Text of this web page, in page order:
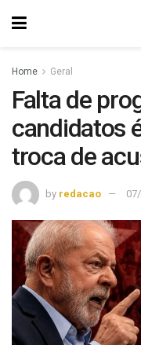
Home Geral
Falta de
candidatos
troca de
by redacao